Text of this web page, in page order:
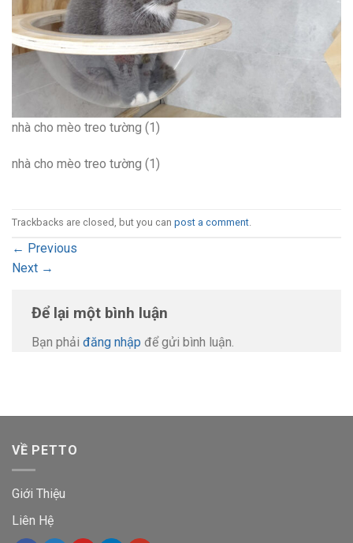
nhà cho mèo treo tường (1)
nhà cho mèo treo tường (1)
Trackbacks are closed, but you can post a comment.
← Previous
Next →
Để lại một bình luận
Bạn phải đăng nhập để gửi bình luận.
VỀ PETTO
Giới Thiệu
Liên Hệ